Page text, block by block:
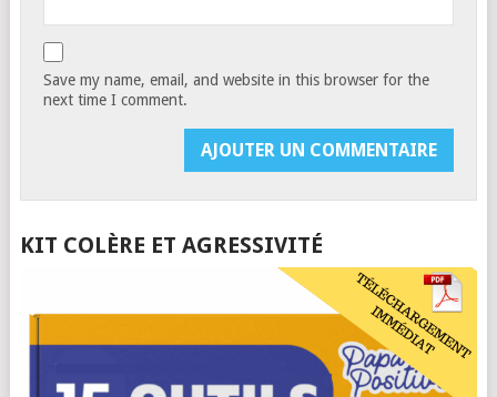
Save my name, email, and website in this browser for the
next time I comment.
KIT COLÈRE ET AGRESSIVITÉ